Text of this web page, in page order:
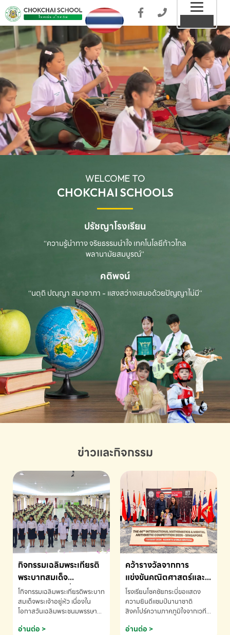
WELCOME TO
CHOKCHAI SCHOOLS
ปรัชญาโรงเรียน
“ความรู้นำทาง จริยธรรมนำใจ เทคโนโลยีก้าวไกล
พลานามัยสมบูรณ์”
คติพจน์
“นตฺถิ ปณฺญา สมาอาภา - แสงสว่างเสมอด้วยปัญญาไม่มี”
ข่าวและกิจกรรม
กิจกรรมเฉลิมพระเกียรติ
พระบาทสมเด็จ
พระเจ้าอยู่หัว เนื่องใน
โอกาสวันเฉลิม
พระชนมพรรษา
โกิจกรรมเฉลิมพระเกียรติพระบาท
สมเด็จพระเจ้าอยู่หัว เนื่องใน
โอกาสวันเฉลิมพระชนมพรรษา
ข้อมูลเพิ่มเติม โทร. 075-691910
อ่านต่อ >
คว้ารางวัลจากการ
แข่งขันคณิตศาสตร์และ
คณิตคิดเร็วนานาชาติ
ครั้งที่ 46 ประจำปี 2569
ณ ประเทศสิงคโปร์
โรงเรียนโชคชัยกระบี่ขอแสดง
ความยินดีแชมป์นานาชาติ
สิงคโปร์ความภาคภูมิใจจากเวที
ด.ช.พัทธนันท์ พรหมพันธ์ ชั้น
อ่านต่อ >